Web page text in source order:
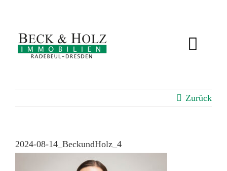
springen
BEWERTUNG
SERVICE
Zurück
2024-08-14_BeckundHolz_4